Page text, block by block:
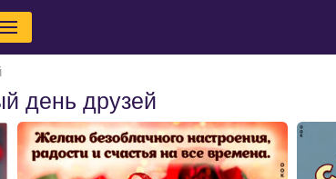
день друзей